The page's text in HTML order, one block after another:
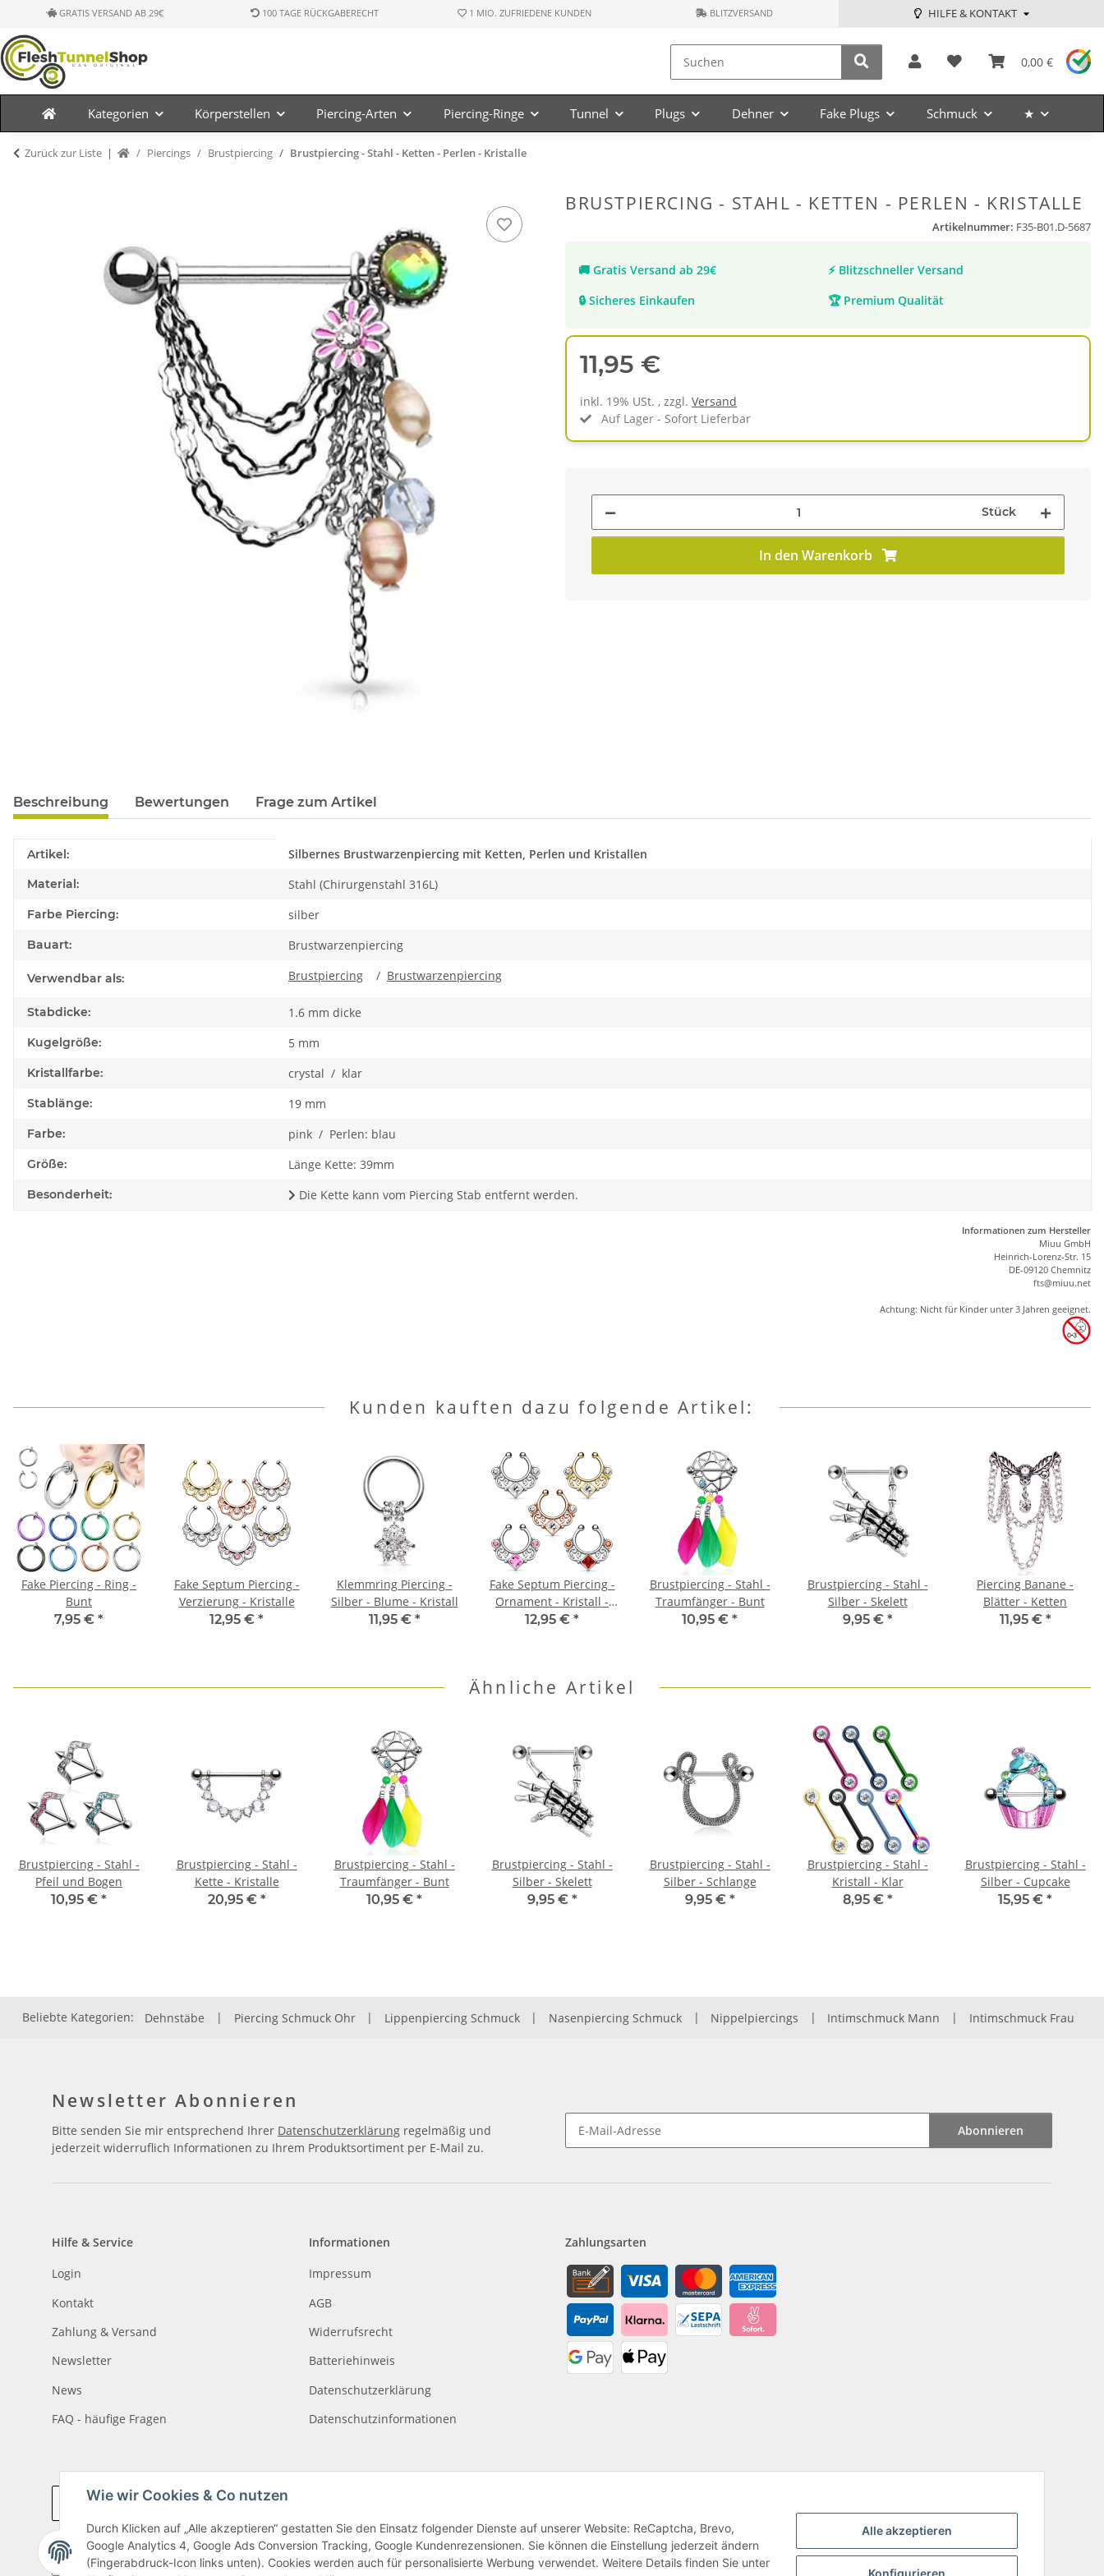
Alle akzeptieren
Konfigurieren
Wie wir Cookies & Co nutzen
Durch Klicken auf „Alle akzeptieren“ gestatten Sie den Einsatz folgender Dienste auf unserer Website: ReCaptcha, Brevo,
Google Analytics 4, Google Ads Conversion Tracking, Google Kundenrezensionen. Sie können die Einstellung jederzeit ändern
(Fingerabdruck-Icon links unten). Cookies werden auch für personalisierte Werbung verwendet. Weitere Details finden Sie unter
GRATIS VERSAND AB 29€ 100 TAGE RÜCKGABERECHT 1 MIO. ZUFRIEDENE KUNDEN BLITZVERSAND HILFE & KONTAKT
0,00 €
Kategorien Körperstellen Piercing-Arten Piercing-Ringe Tunnel Plugs Dehner Fake Plugs Schmuck ★
Zurück zur Liste Piercings Brustpiercing Brustpiercing - Stahl - Ketten - Perlen - Kristalle
BRUSTPIERCING - STAHL - KETTEN - PERLEN - KRISTALLE
Artikelnummer: F35-B01.D-5687
🚚 Gratis Versand ab 29€ ⚡ Blitzschneller Versand
🔒 Sicheres Einkaufen 🏆 Premium Qualität
11,95 €
inkl. 19% USt. , zzgl. Versand
Auf Lager - Sofort Lieferbar
Stück
In den Warenkorb
Beschreibung Bewertungen Frage zum Artikel
Produkteigenschaft
Wert
Artikel: Silbernes Brustwarzenpiercing mit Ketten, Perlen und Kristallen
Material: Stahl (Chirurgenstahl 316L)
Farbe Piercing: silber
Bauart: Brustwarzenpiercing
Verwendbar als: Brustpiercing / Brustwarzenpiercing
Stabdicke: 1.6 mm dicke
Kugelgröße: 5 mm
Kristallfarbe: crystal / klar
Stablänge: 19 mm
Farbe: pink / Perlen: blau
Größe: Länge Kette: 39mm
Besonderheit: Die Kette kann vom Piercing Stab entfernt werden.
Informationen zum Hersteller
Miuu GmbH
Heinrich-Lorenz-Str. 15
DE-09120 Chemnitz
fts@miuu.net
Achtung: Nicht für Kinder unter 3 Jahren geeignet.
Kunden kauften dazu folgende Artikel:
Fake Piercing - Ring -
Bunt
7,95 € *
Fake Septum Piercing -
Verzierung - Kristalle
12,95 € *
Klemmring Piercing -
Silber - Blume - Kristall
11,95 € *
Fake Septum Piercing -
Ornament - Kristall -
Eckig
12,95 € *
Brustpiercing - Stahl -
Traumfänger - Bunt
10,95 € *
Brustpiercing - Stahl -
Silber - Skelett
9,95 € *
Piercing Banane -
Blätter - Ketten
11,95 € *
Ähnliche Artikel
Brustpiercing - Stahl -
Pfeil und Bogen
10,95 € *
Brustpiercing - Stahl -
Kette - Kristalle
20,95 € *
Brustpiercing - Stahl -
Traumfänger - Bunt
10,95 € *
Brustpiercing - Stahl -
Silber - Skelett
9,95 € *
Brustpiercing - Stahl -
Silber - Schlange
9,95 € *
Brustpiercing - Stahl -
Kristall - Klar
8,95 € *
Brustpiercing - Stahl -
Silber - Cupcake
15,95 € *
Beliebte Kategorien: Dehnstäbe | Piercing Schmuck Ohr | Lippenpiercing Schmuck | Nasenpiercing Schmuck | Nippelpiercings | Intimschmuck Mann | Intimschmuck Frau
Newsletter Abonnieren
Bitte senden Sie mir entsprechend Ihrer Datenschutzerklärung regelmäßig und
jederzeit widerruflich Informationen zu Ihrem Produktsortiment per E-Mail zu.
Abonnieren
Hilfe & Service
Login
Kontakt
Zahlung & Versand
Newsletter
News
FAQ - häufige Fragen
Informationen
Impressum
AGB
Widerrufsrecht
Batteriehinweis
Datenschutzerklärung
Datenschutzinformationen
Zahlungsarten
Vertrag widerrufen